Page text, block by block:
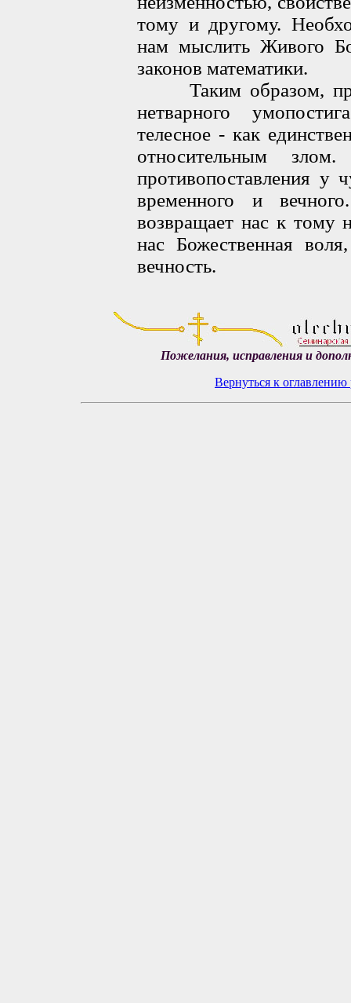
тому и другому.
нам мыслить Живого
законов математики.
Таким образом,
нетварного
телесное - как
относительным
противопоставления у
временного и
возвращает нас к тому
нас Божественная
вечность.
Пожелания, исправления и
Вернуться к оглавлению